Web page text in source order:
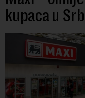
kupaca u